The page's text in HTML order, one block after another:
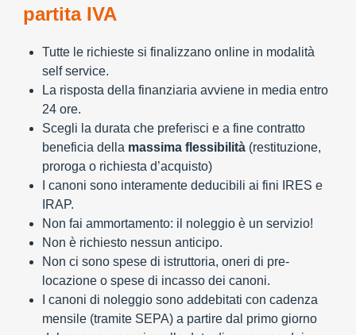
partita IVA
Tutte le richieste si finalizzano online in modalità
self service.
La risposta della finanziaria avviene in media entro
24 ore.
Scegli la durata che preferisci e a fine contratto
beneficia della massima flessibilità (restituzione,
proroga o richiesta d’acquisto)
I canoni sono interamente deducibili ai fini IRES e
IRAP.
Non fai ammortamento: il noleggio è un servizio!
Non è richiesto nessun anticipo.
Non ci sono spese di istruttoria, oneri di pre-
locazione o spese di incasso dei canoni.
I canoni di noleggio sono addebitati con cadenza
mensile (tramite SEPA) a partire dal primo giorno